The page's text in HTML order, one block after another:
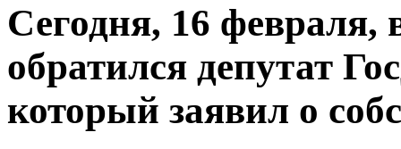
Сегодня, 16
обратился депутат
который заявил о